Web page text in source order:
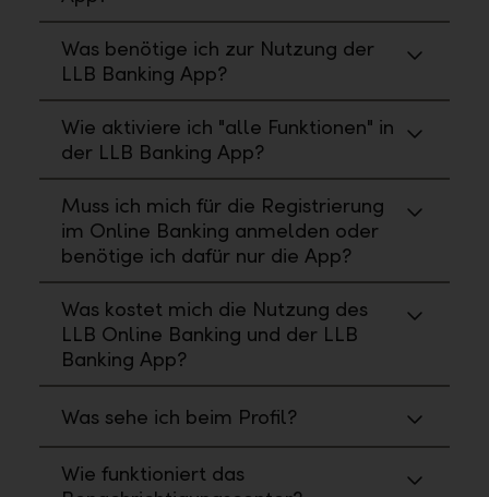
Was benötige ich zur Nutzung der
LLB Banking App?
Wie aktiviere ich "alle Funktionen" in
der LLB Banking App?
Muss ich mich für die Registrierung
im Online Banking anmelden oder
benötige ich dafür nur die App?
Was kostet mich die Nutzung des
LLB Online Banking und der LLB
Banking App?
Was sehe ich beim Profil?
Wie funktioniert das